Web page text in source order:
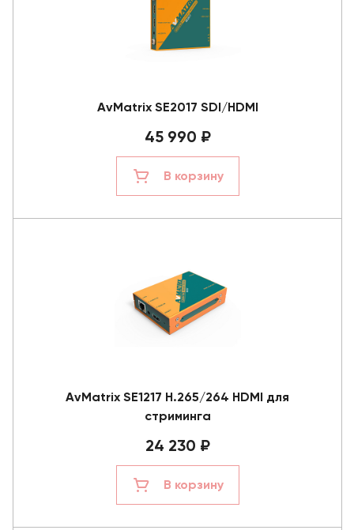
AvMatrix SE2017 SDI/HDMI
45 990 ₽
В корзину
AvMatrix SE1217 H.265/264 HDMI для
стриминга
24 230 ₽
В корзину